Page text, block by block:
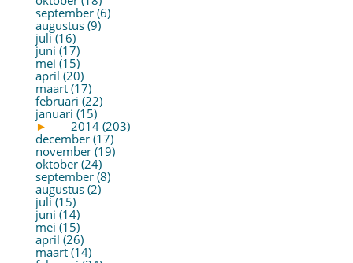
september (6)
augustus (9)
juli (16)
juni (17)
mei (15)
april (20)
maart (17)
februari (22)
januari (15)
►
2014 (203)
december (17)
november (19)
oktober (24)
september (8)
augustus (2)
juli (15)
juni (14)
mei (15)
april (26)
maart (14)